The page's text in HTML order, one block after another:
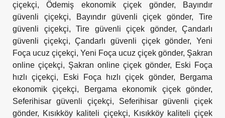
çiçekçi,Ödemiş ekonomik çiçek gönder,
Bayındır
güvenli çiçekçi, Bayındır güvenli çiçek gönder,Tire
güvenli çiçekçi, Tire güvenli çiçek gönder, Çandarlı
güvenli çiçekçi,Çandarlı güvenli çiçek gönder,Yeni
Foça ucuz çiçekçi, Yeni Foça ucuz çiçek gönder, Şakran
online çiçekçi, Şakran online çiçek gönder, Eski Foça
hızlı çiçekçi, Eski Foça hızlı çiçek gönder,
Bergama
ekonomik çiçekçi, Bergama ekonomik çiçek gönder,
Seferihisar güvenli çiçekçi, Seferihisar güvenli çiçek
gönder, Kısıkköy kaliteli çiçekçi, Kısıkköy kaliteli çiçek